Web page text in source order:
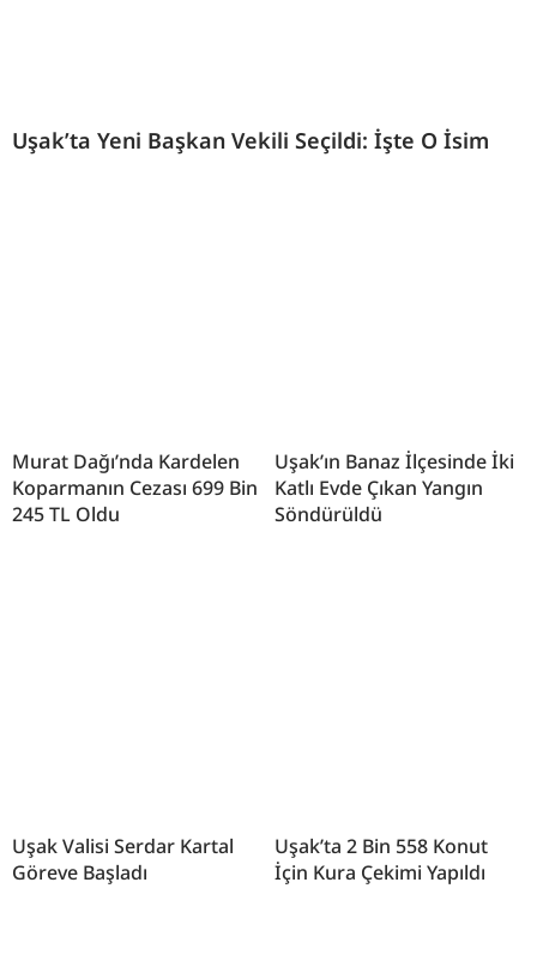
Uşak’ta Yeni Başkan Vekili Seçildi: İşte O İsim
Murat Dağı’nda Kardelen
Koparmanın Cezası 699 Bin
245 TL Oldu
Uşak’ın Banaz İlçesinde İki
Katlı Evde Çıkan Yangın
Söndürüldü
Uşak Valisi Serdar Kartal
Göreve Başladı
Uşak’ta 2 Bin 558 Konut
İçin Kura Çekimi Yapıldı